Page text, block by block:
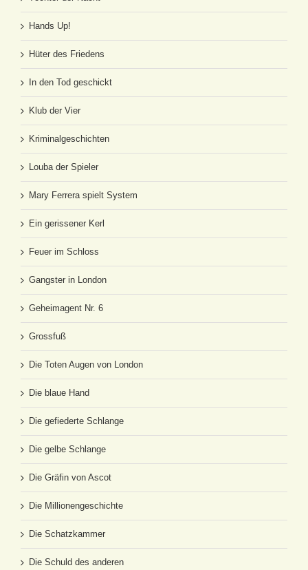
Hands Up!
Hüter des Friedens
In den Tod geschickt
Klub der Vier
Kriminalgeschichten
Louba der Spieler
Mary Ferrera spielt System
Ein gerissener Kerl
Feuer im Schloss
Gangster in London
Geheimagent Nr. 6
Grossfuß
Die Toten Augen von London
Die blaue Hand
Die gefiederte Schlange
Die gelbe Schlange
Die Gräfin von Ascot
Die Millionengeschichte
Die Schatzkammer
Die Schuld des anderen